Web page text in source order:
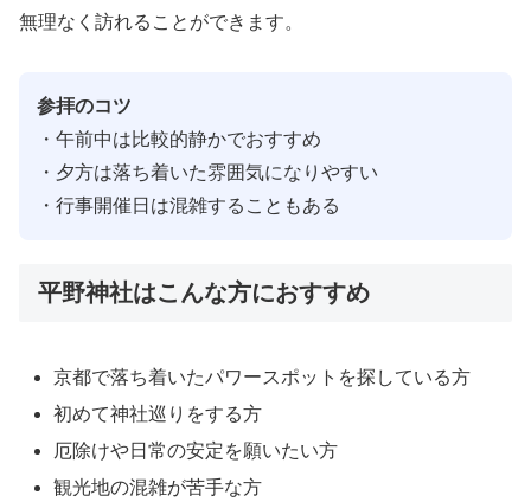
無理なく訪れることができます。
参拝のコツ
・午前中は比較的静かでおすすめ
・夕方は落ち着いた雰囲気になりやすい
・行事開催日は混雑することもある
平野神社はこんな方におすすめ
京都で落ち着いたパワースポットを探している方
初めて神社巡りをする方
厄除けや日常の安定を願いたい方
観光地の混雑が苦手な方